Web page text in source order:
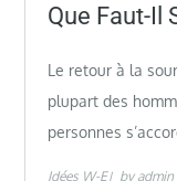
Que Faut-Il
Le retour à la
plupart des
personnes
Idées W-E by admin